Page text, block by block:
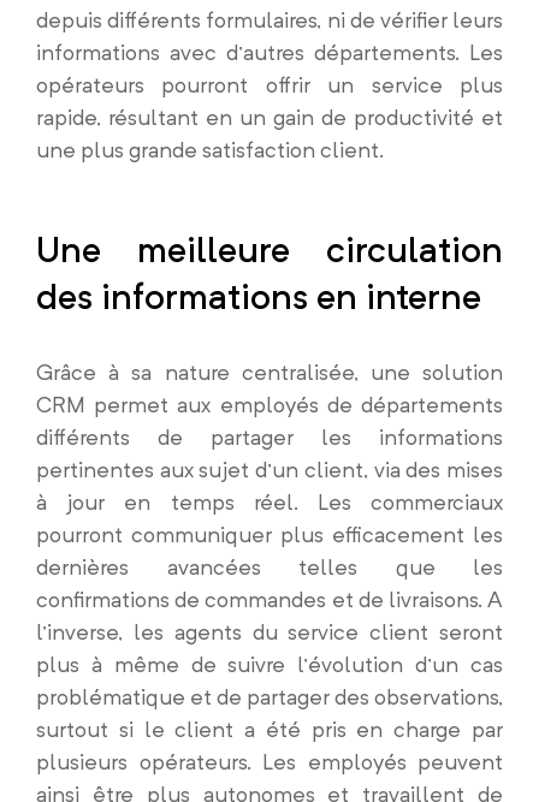
depuis différents formulaires, ni de vérifier leurs
informations avec d’autres départements. Les
opérateurs pourront offrir un service plus
rapide, résultant en un gain de productivité et
une plus grande satisfaction client.
Une meilleure circulation
des informations en interne
Grâce à sa nature centralisée, une solution
CRM permet aux employés de départements
différents de partager les informations
pertinentes aux sujet d’un client, via des mises
à jour en temps réel. Les commerciaux
pourront communiquer plus efficacement les
dernières avancées telles que les
confirmations de commandes et de livraisons. A
l’inverse, les agents du service client seront
plus à même de suivre l’évolution d’un cas
problématique et de partager des observations,
surtout si le client a été pris en charge par
plusieurs opérateurs. Les employés peuvent
ainsi être plus autonomes et travaillent de